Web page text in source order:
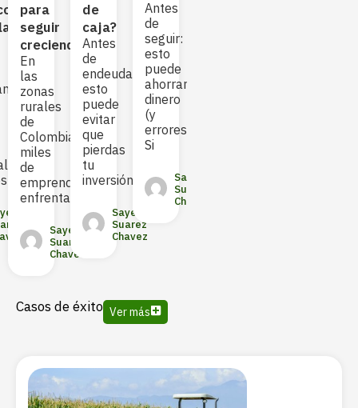
para
seguir
creciendo
En
las
zonas
rurales
de
Colombia,
miles
de
emprendedores
enfrentan
Sayed
Suarez
Chavez
de
caja?
Antes
de
endeudarte:
esto
puede
evitar
que
pierdas
tu
inversión
Sayed
Suarez
Chavez
Antes
de
seguir:
esto
puede
ahorrarte
dinero
(y
errores)
Si
Sayed
Suarez
Chavez
Casos de éxito Ver más